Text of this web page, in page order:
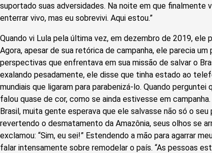
suportado suas adversidades. Na noite em que finalmente
enterrar vivo, mas eu sobrevivi. Aqui estou.”
Quando vi Lula pela última vez, em dezembro de 2019, ele
Agora, apesar de sua retórica de campanha, ele parecia
perspectivas que enfrentava em sua missão de salvar o
exalando pesadamente, ele disse que tinha estado ao
mundiais que ligaram para parabenizá-lo. Quando
falou quase de cor, como se ainda estivesse em
Brasil, muita gente esperava que ele salvasse não só o
revertendo o desmatamento da Amazônia, seus olhos se
exclamou: “Sim, eu sei!” Estendendo a mão para agarrar
falar intensamente sobre remodelar o país. “As pessoas